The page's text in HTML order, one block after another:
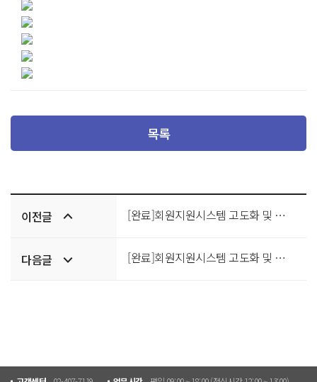
목록
다음글
이전글 [완료]회원지원시스템 고도화 및 내부구조 개선 입찰공고
다음글 [완료]회원지원시스템 고도화 및 내부구조 개선 용역사업 입찰공고_재공고